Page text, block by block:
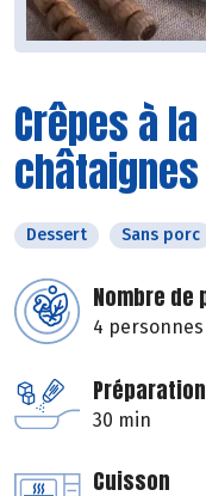
Crêpes à
châtaignes
Dessert Sans porc
Nombre de
4 personnes
Préparation
30 min
Cuisson